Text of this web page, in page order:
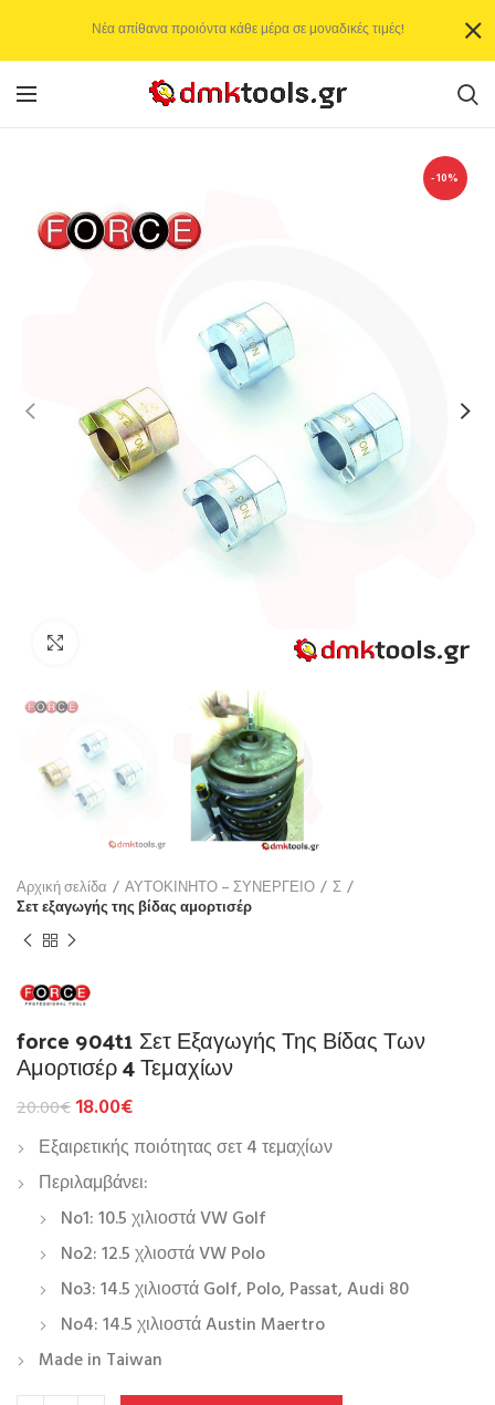
-10%
Αρχική σελίδα ΑΥΤΟΚΙΝΗΤΟ – ΣΥΝΕΡΓΕΙΟ
Σ
Σετ εξαγωγής της βίδας αμορτισέρ
​force 904t1 Σετ Εξαγωγής Της Βίδας Των
Αμορτισέρ 4 Τεμαχίων
20.00€18.00€
Εξαιρετικής ποιότητας σετ 4 τεμαχίων
Περιλαμβάνει:
No1: 10.5 χιλιοστά VW Golf
No2: 12.5 χλιοστά VW Polo
No3: 14.5 χιλιοστά Golf, Polo, Passat, Audi 80
No4: 14.5 χιλιοστά Austin Maertro
Made in Taiwan
Νέα απίθανα προιόντα κάθε μέρα σε μοναδικές τιμές!